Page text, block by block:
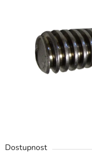
Dostupnost
hvězdiček.